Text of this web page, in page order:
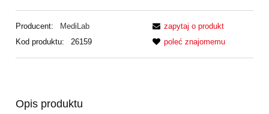
Producent:
MediLab
Kod produktu:
26159
zapytaj o produkt
poleć znajomemu
Opis produktu